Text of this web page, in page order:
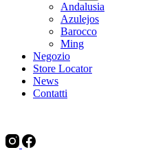
Andalusia
Azulejos
Barocco
Ming
Negozio
Store Locator
News
Contatti